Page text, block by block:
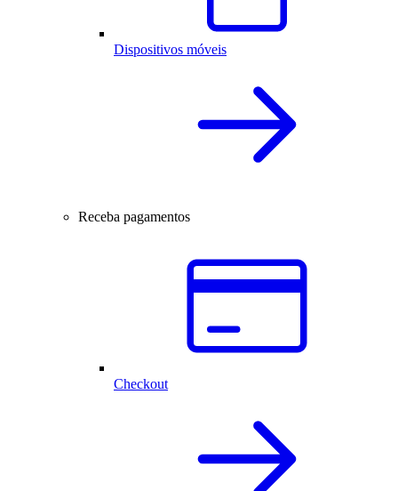
Dispositivos móveis
Receba pagamentos
Checkout